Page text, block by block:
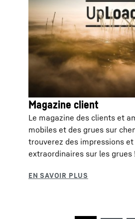
Magazine client
Le magazine des clients et
mobiles et des grues sur
trouverez des impressions
extraordinaires sur les grues !